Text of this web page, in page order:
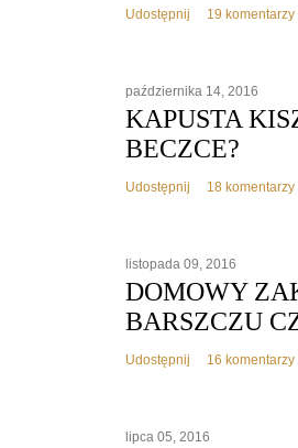
Udostępnij 19 komentarzy
października 14, 2016
KAPUSTA
BECZCE?
Udostępnij 18 komentarzy
listopada 09, 2016
DOMOWY
BARSZCZU
Udostępnij 16 komentarzy
lipca 05, 2016